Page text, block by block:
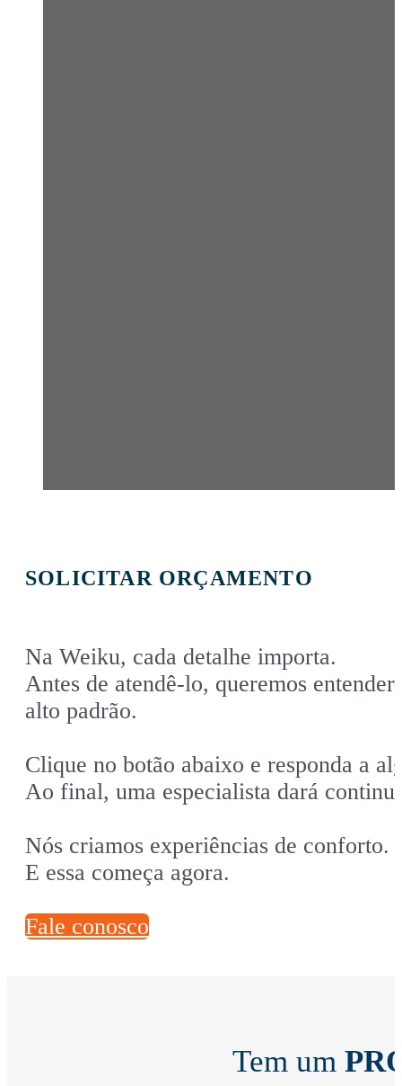
SOLICITAR ORÇAMENTO
Na Weiku, cada detalhe importa.
Antes de atendê-lo, queremos
alto padrão.
Clique no botão abaixo e responda a
Ao final, uma especialista dará
Nós criamos experiências de conforto.
E essa começa agora.
Fale conosco
Tem um